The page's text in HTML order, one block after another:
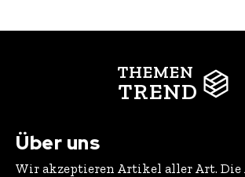
THEMEN
TREND
Über uns
Wir akzeptieren Artikel aller Art.